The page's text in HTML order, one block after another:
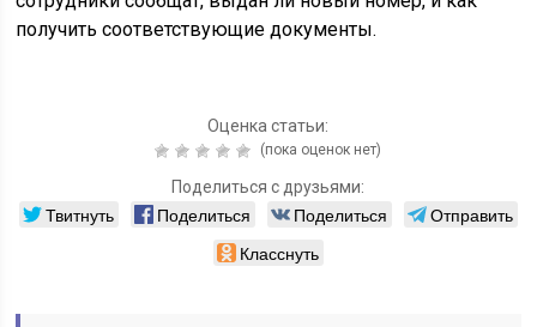
получить соответствующие документы.
Оценка статьи:
(пока оценок нет)
Поделиться с друзьями:
Твитнуть Поделиться Поделиться
Отправить
Класснуть